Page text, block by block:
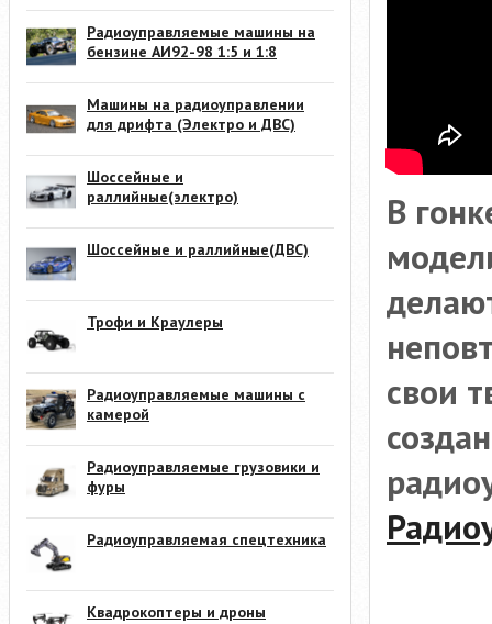
Радиоуправляемые машины на
бензине АИ92-98 1:5 и 1:8
Машины на радиоуправлении
для дрифта (Электро и ДВС)
Шоссейные и
раллийные(электро)
Шоссейные и раллийные(ДВС)
Трофи и Краулеры
Радиоуправляемые машины с
камерой
Радиоуправляемые грузовики и
фуры
Радиоуправляемая спецтехника
Квадрокоптеры и дроны
В
свои